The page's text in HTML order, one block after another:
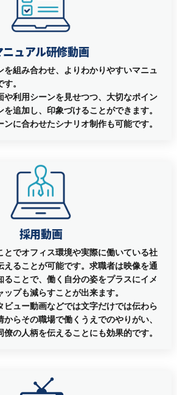
ニュアル研修動画
を組み合わせ、よりわかりやすいマニュ
。
や利用シーンを見せつつ、大切なポイン
を追加し、印象づけることができます。
ンに合わせたシナリオ制作も可能です。
採用動画
とでオフィス環境や実際に働いている社
えることが可能です。求職者は映像を通
ることで、働く自分の姿をプラスにイメ
プも減らすことが出来ます。
ビュー動画などでは文字だけでは伝わら
らその職場で働くうえでのやりがい、
の人柄を伝えることにも効果的です。